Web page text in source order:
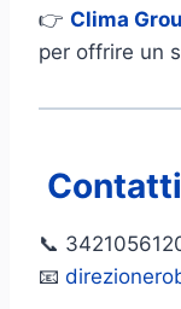
👉 Clima
per offrire un
Contatti
📞
📧